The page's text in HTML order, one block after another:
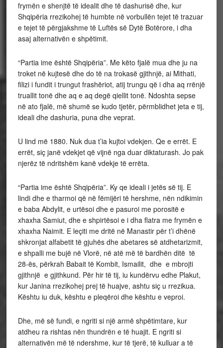
frymën e shenjtë të idealit dhe të dashurisë dhe, kur
Shqipëria rrezikohej të humbte në vorbullën tejet të trazuar
e tejet të përgjakshme të Luftës së Dytë Botërore, i dha
asaj alternativën e shpëtimit.
“Partia ime është Shqipëria”. Me këto fjalë mua dhe ju na
troket në kujtesë dhe do të na trokasë gjithnjë, ai Mithati,
filizi i fundit i trungut frashëriot, atij trungu që i dha aq rrënjë
truallit tonë dhe aq e aq degë qiellit tonë. Ndoshta sepse
në ato fjalë, më shumë se kudo tjetër, përmblidhet jeta e tij,
ideali dhe dashuria, puna dhe veprat.
U lind më 1880. Nuk dua t’ia kujtoi vdekjen. Qe e errët. E
errët, siç janë vdekjet që vijnë nga duar diktaturash. Jo pak
njerëz të ndritshëm kanë vdekje të errëta.
“Partia ime është Shqipëria”. Ky qe ideali i jetës së tij. E
lindi dhe e tharmoi që në fëmijëri të hershme, nën ndikimin
e baba Abdylit, e urtësoi dhe e pasuroi me porositë e
xhaxha Samiut, dhe e shpirtësoi e i dha flatra me frymën e
xhaxha Naimit. E leçiti me dritë në Manastir për t’i dhënë
shkronjat alfabetit të gjuhës dhe abetares së atdhetarizmit,
e shpalli me bujë në Vlorë, në atë më të bardhën ditë të
28-ës, përkrah Babait të Kombit, Ismailit, dhe e mbrojti
gjithnjë e gjithkund. Për hir të tij, iu kundërvu edhe Plakut,
kur Janina rrezikohej prej të huajve, ashtu siç u rrezikua.
Kështu iu duk, kështu e pleqëroi dhe kështu e veproi.
Dhe, më së fundi, e ngriti si një armë shpëtimtare, kur
atdheu ra rishtas nën thundrën e të huajit. E ngriti si
alternativën më të ndershme, kur të tjerë, të kulluar a të